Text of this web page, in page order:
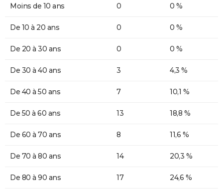
Moins de 10 ans 0 0 %
De 10 à 20 ans 0 0 %
De 20 à 30 ans 0 0 %
De 30 à 40 ans 3 4,3 %
De 40 à 50 ans 7 10,1 %
De 50 à 60 ans 13 18,8 %
De 60 à 70 ans 8 11,6 %
De 70 à 80 ans 14 20,3 %
De 80 à 90 ans 17 24,6 %